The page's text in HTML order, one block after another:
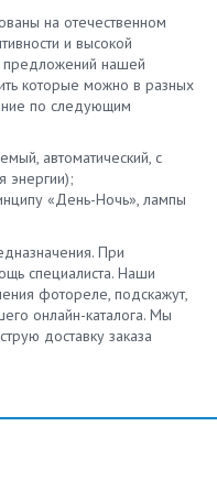
на отечественном
и высокой
предложений нашей
которые можно в разных
по следующим
автоматический, с
энергии);
«День-Ночь», лампы
При
специалиста. Наши
фотореле, подскажут,
онлайн-каталога. Мы
доставку заказа